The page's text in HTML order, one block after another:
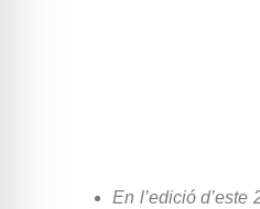
En l’edició